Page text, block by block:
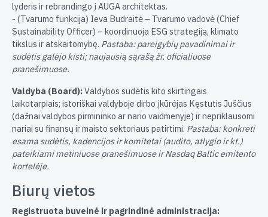
lyderis ir rebrandingo į AUGA architektas.
- (Tvarumo funkcija) Ieva Budraitė – Tvarumo vadovė (Chief
Sustainability Officer) – koordinuoja ESG strategiją, klimato
tikslus ir atskaitomybę. Pastaba: pareigybių pavadinimai ir
sudėtis galėjo kisti; naujausią sąrašą žr. oficialiuose
pranešimuose.
Valdyba (Board):Valdybos sudėtis kito skirtingais
laikotarpiais; istoriškai valdyboje dirbo įkūrėjas Kęstutis Juščius
(dažnai valdybos pirmininko ar nario vaidmenyje) ir nepriklausomi
nariai su finansų ir maisto sektoriaus patirtimi. Pastaba: konkreti
esama sudėtis, kadencijos ir komitetai (audito, atlygio ir kt.)
pateikiami metiniuose pranešimuose ir Nasdaq Baltic emitento
kortelėje.
Biurų vietos
Registruota buveinė ir pagrindinė administracija: